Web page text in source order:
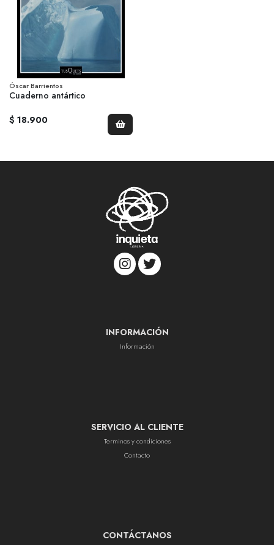
Óscar Barrientos
Cuaderno antártico
$ 18.900
INFORMACIÓN
Información
SERVICIO AL CLIENTE
Terminos y condiciones
Contacto
CONTÁCTANOS